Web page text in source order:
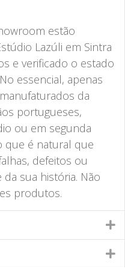
estão
Lazúli em Sintra
e verificado o estado
essencial, apenas
da
portugueses,
ou em segunda
que é natural que
defeitos ou
sua história. Não
produtos.